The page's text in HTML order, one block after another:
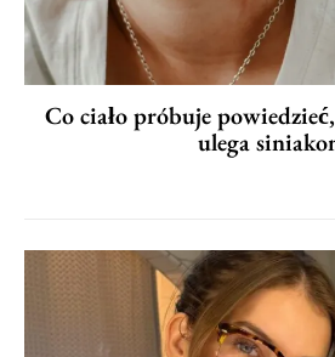
Co ciało próbuje
ulega